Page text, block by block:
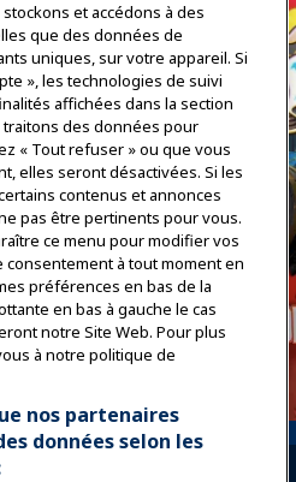
et accédons à des
que des données de
uniques, sur votre appareil. Si
», les technologies de suivi
affichées dans la section
des données pour
« Tout refuser » ou que vous
elles seront désactivées. Si les
contenus et annonces
pas être pertinents pour vous.
ce menu pour modifier vos
à tout moment en
préférences en bas de la
en bas à gauche le cas
notre Site Web. Pour plus
à notre politique de
nos partenaires
données selon les